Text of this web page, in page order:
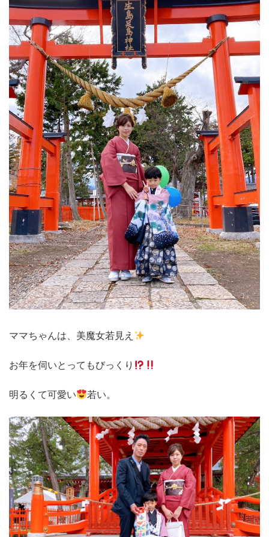
ママちゃんは、美魔女若見え
お年を伺いとってもびっくり
明るくて可愛い 若い。